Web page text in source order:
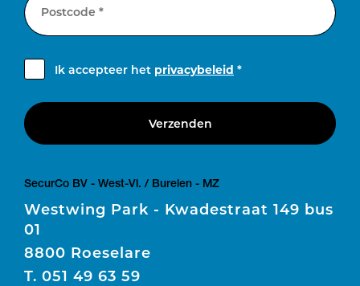
Postcode *
Ik accepteer het privacybeleid *
Verzenden
SecurCo BV - West-Vl. / Burelen - MZ
Westwing Park - Kwadestraat 149 bus
01
8800 Roeselare
T. 051 49 63 59